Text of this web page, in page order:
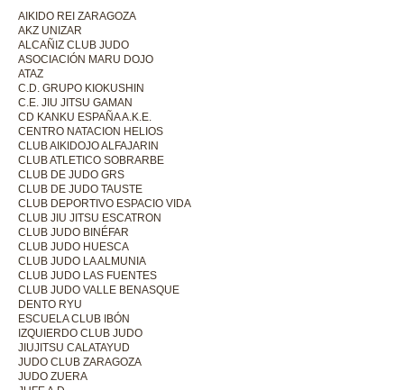
AIKIDO REI ZARAGOZA
AKZ UNIZAR
ALCAÑIZ CLUB JUDO
ASOCIACIÓN MARU DOJO
ATAZ
C.D. GRUPO KIOKUSHIN
C.E. JIU JITSU GAMAN
CD KANKU ESPAÑA A.K.E.
CENTRO NATACION HELIOS
CLUB AIKIDOJO ALFAJARIN
CLUB ATLETICO SOBRARBE
CLUB DE JUDO GRS
CLUB DE JUDO TAUSTE
CLUB DEPORTIVO ESPACIO VIDA
CLUB JIU JITSU ESCATRON
CLUB JUDO BINÉFAR
CLUB JUDO HUESCA
CLUB JUDO LA ALMUNIA
CLUB JUDO LAS FUENTES
CLUB JUDO VALLE BENASQUE
DENTO RYU
ESCUELA CLUB IBÓN
IZQUIERDO CLUB JUDO
JIUJITSU CALATAYUD
JUDO CLUB ZARAGOZA
JUDO ZUERA